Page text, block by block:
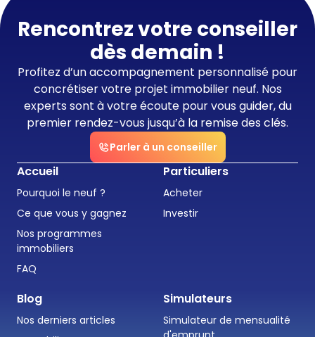
Rencontrez votre conseiller
dès demain !
Profitez d’un accompagnement personnalisé pour
concrétiser votre projet immobilier neuf. Nos
experts sont à votre écoute pour vous guider, du
premier rendez-vous jusqu’à la remise des clés.
Parler à un conseiller
Accueil
Pourquoi le neuf ?
Ce que vous y gagnez
Nos programmes
immobiliers
FAQ
Particuliers
Acheter
Investir
Blog
Nos derniers articles
Simulateurs
Simulateur de mensualité